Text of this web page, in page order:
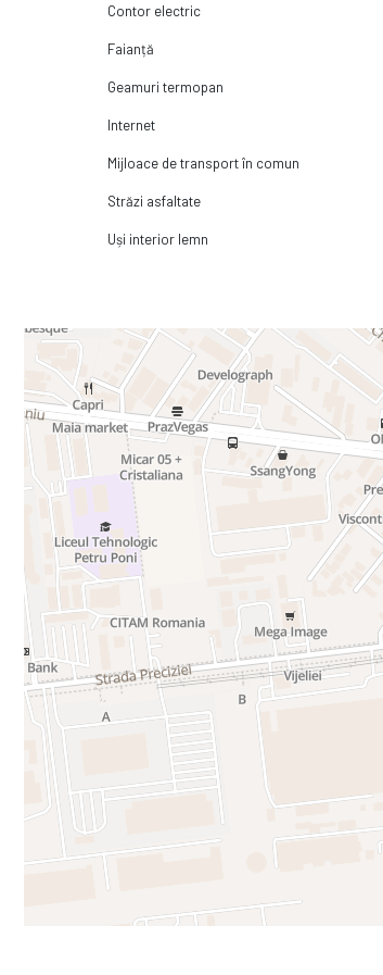
Contor electric
Faianță
Geamuri termopan
Internet
Mijloace de transport în comun
Străzi asfaltate
Uși interior lemn